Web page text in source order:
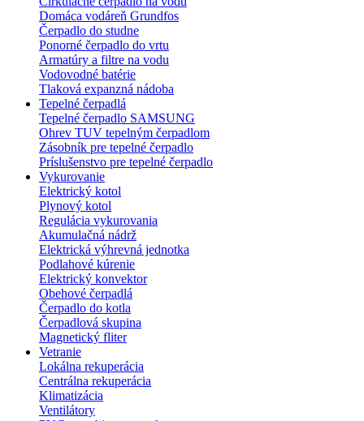
Domáca vodáreň Grundfos
Čerpadlo do studne
Ponorné čerpadlo do vrtu
Armatúry a filtre na vodu
Vodovodné batérie
Tlaková expanzná nádoba
Tepelné čerpadlá
Tepelné čerpadlo SAMSUNG
Ohrev TUV tepelným čerpadlom
Zásobník pre tepelné čerpadlo
Príslušenstvo pre tepelné čerpadlo
Vykurovanie
Elektrický kotol
Plynový kotol
Regulácia vykurovania
Akumulačná nádrž
Elektrická výhrevná jednotka
Podlahové kúrenie
Elektrický konvektor
Obehové čerpadlá
Čerpadlo do kotla
Čerpadlová skupina
Magnetický fliter
Vetranie
Lokálna rekuperácia
Centrálna rekuperácia
Klimatizácia
Ventilátory